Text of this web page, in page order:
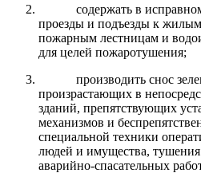
содержать в
проезды и подъезды к
пожарным лестницам и
для целей пожаротушения;
производить снос
произрастающих в
зданий, препятствующих
механизмов и
специальной техники
людей и имущества,
аварийно-спасательных